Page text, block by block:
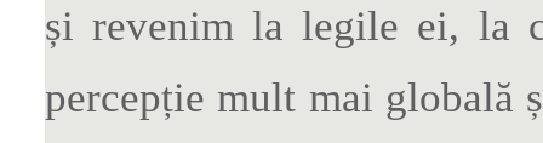
și revenim la legile ei, la
percepție mult mai globală